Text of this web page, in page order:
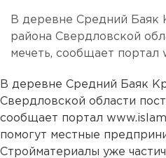
В деревне Средний Баяк
района Свердловской
мечеть, сообщает портал
В деревне Средний Баяк
Свердловской области
сообщает портал
помогут местные
Стройматериалы уже